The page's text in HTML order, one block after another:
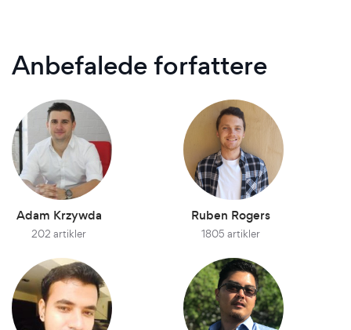
Anbefalede forfattere
Adam Krzywda
202 artikler
Ruben Rogers
1805 artikler